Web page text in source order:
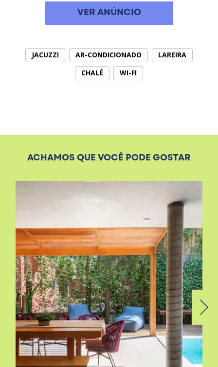
VER ANÚNCIO
JACUZZI AR-CONDICIONADO
LAREIRA
CHALÉ
WI-FI
ACHAMOS QUE VOCÊ PODE GOSTAR